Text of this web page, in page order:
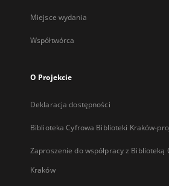
Miejsce wydania
Współtwórca
O Projekcie
Deklaracja dostępności
Biblioteka Cyfrowa Biblioteki Kraków-
Zaproszenie do współpracy z Biblioteką
Kraków